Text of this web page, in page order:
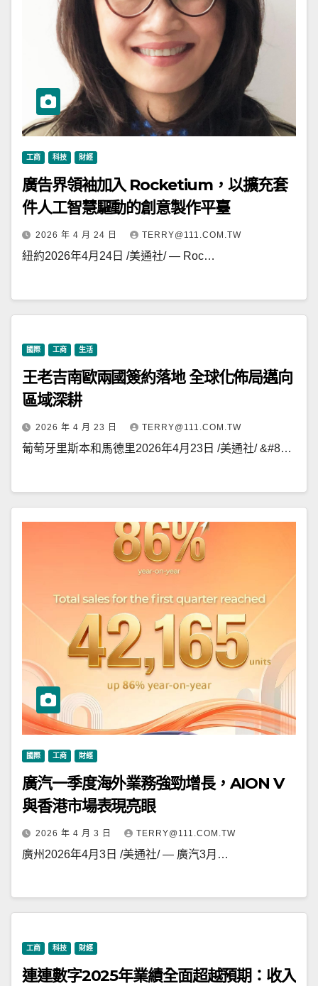
工商 科技 財經
廣告界領袖加入 Rocketium，以擴充套
件人工智慧驅動的創意製作平臺
2026 年 4 月 24 日 TERRY@111.COM.TW
紐約2026年4月24日 /美通社/ — Roc…
國際 工商 生活
王老吉南歐兩國簽約落地 全球化佈局邁向
區域深耕
2026 年 4 月 23 日 TERRY@111.COM.TW
葡萄牙里斯本和馬德里2026年4月23日 /美通社/ &#8…
國際 工商 財經
廣汽一季度海外業務強勁增長，AION V
與香港市場表現亮眼
2026 年 4 月 3 日 TERRY@111.COM.TW
廣州2026年4月3日 /美通社/ — 廣汽3月…
工商 科技 財經
連連數字2025年業績全面超越預期：收入